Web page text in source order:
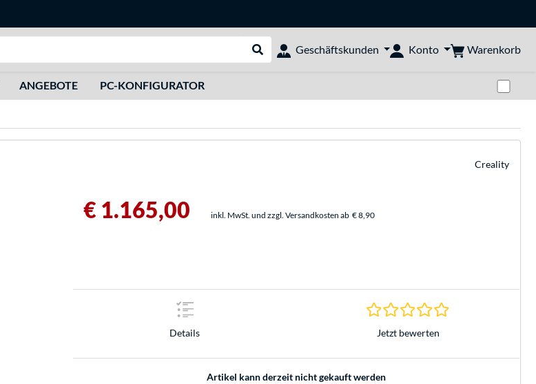
Suche durchführen
Geschäftskunden Konto Warenkorb
ANGEBOTE PC-KONFIGURATOR
Creality
€ 1.165,00 inkl. MwSt. und zzgl. Versandkosten ab € 8,90
Details
0.0 Sterne bei 0
Jetzt bewerten
Artikel kann derzeit nicht gekauft werden